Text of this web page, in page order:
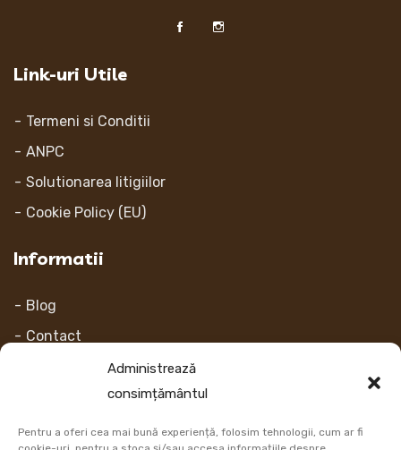
Administrează
consimțământul
Pentru a oferi cea mai bună experiență, folosim tehnologii, cum ar fi
Link-uri Utile
Termeni si Conditii
ANPC
Solutionarea litigiilor
Cookie Policy (EU)
Informatii
Blog
Contact
Link-uri